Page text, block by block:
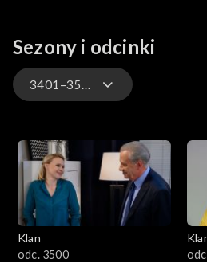
Mężczyzna jest pijany. Ramona budzi
Sezony i odcinki
3401–3500
4601–4700
4501–4600
4401–4500
Klan
odc. 3500